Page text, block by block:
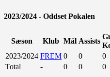
2023/2024 - Oddset Pokalen
Sæson Klub Mål Assists
2023/2024 FREM 0 0 0
Total
- 0 0 0